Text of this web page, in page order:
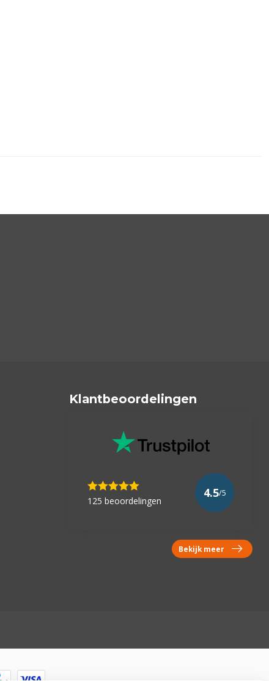
Klantbeoordelingen
125 beoordelingen
4.5/5
Bekijk meer